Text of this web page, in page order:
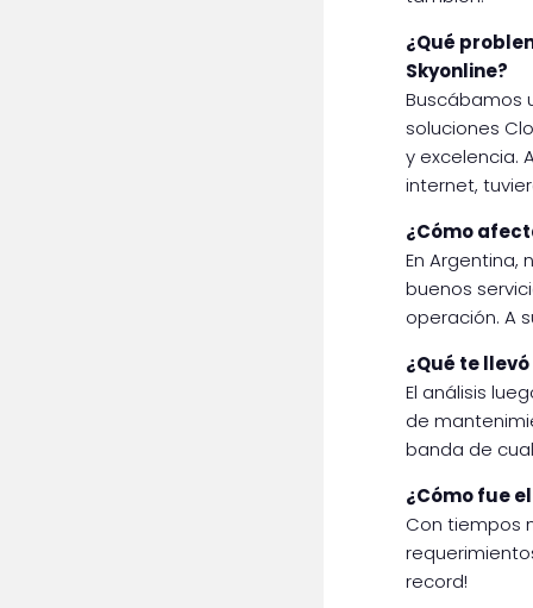
¿Qué
Skyonline?
Buscábamos
soluciones
y excelencia.
internet,
¿Cómo
En Argentina,
buenos
operación. A
¿Qué te
El análisis
de
banda de
¿Cómo fue
Con tiempos
record!